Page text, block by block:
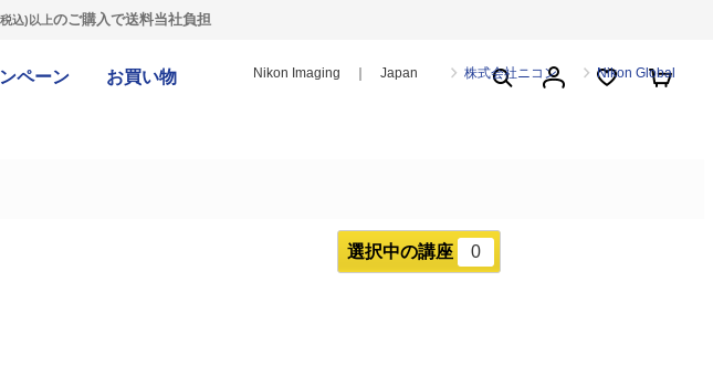
込)以上のご購入で送料当社負担
ペーン お買い物 Nikon Imaging ｜ Japan 株式会社ニコン Nikon Global
選択中の講座 0